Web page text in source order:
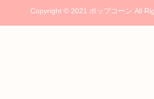
Copyright © 2021 ポップコーン All